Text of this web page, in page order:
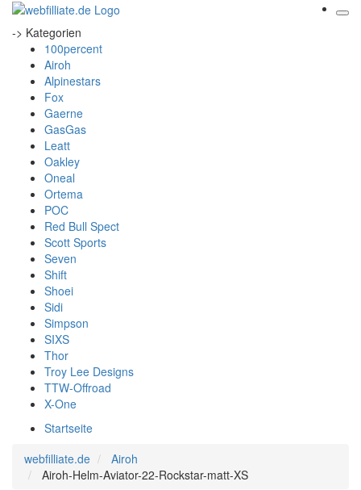
-> Kategorien
100percent
Airoh
Alpinestars
Fox
Gaerne
GasGas
Leatt
Oakley
Oneal
Ortema
POC
Red Bull Spect
Scott Sports
Seven
Shift
Shoei
Sidi
Simpson
SIXS
Thor
Troy Lee Designs
TTW-Offroad
X-One
Startseite
webfilliate.de
Airoh
Airoh-Helm-Aviator-22-Rockstar-matt-XS